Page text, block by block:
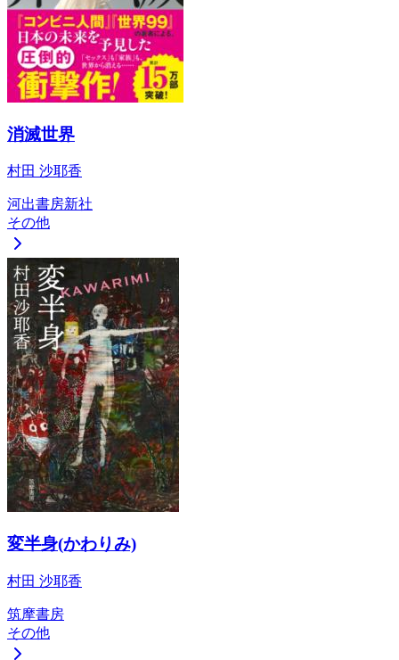
消滅世界
村田 沙耶香
河出書房新社
その他
変半身(かわりみ)
村田 沙耶香
筑摩書房
その他